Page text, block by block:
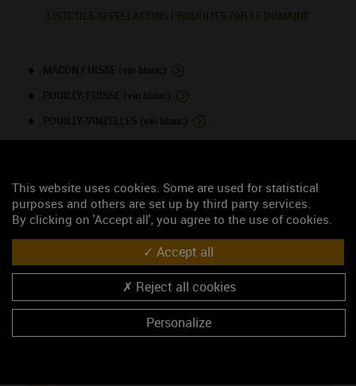
LISTE DES APPELLATIONS PRODUITES PAR LE DOMAINE
NOUS CONTACTER
Domaine de Fussiacus
Caveau de dégustation
71960 FUISSE
Monsieur Paquet Jean-Paul
03 85 27 01 06
This website uses cookies. Some are used for statistical
purposes and others are set up by third party services.
By clicking on 'Accept all', you agree to the use of cookies.
Accept all
Reject all cookies
Personalize